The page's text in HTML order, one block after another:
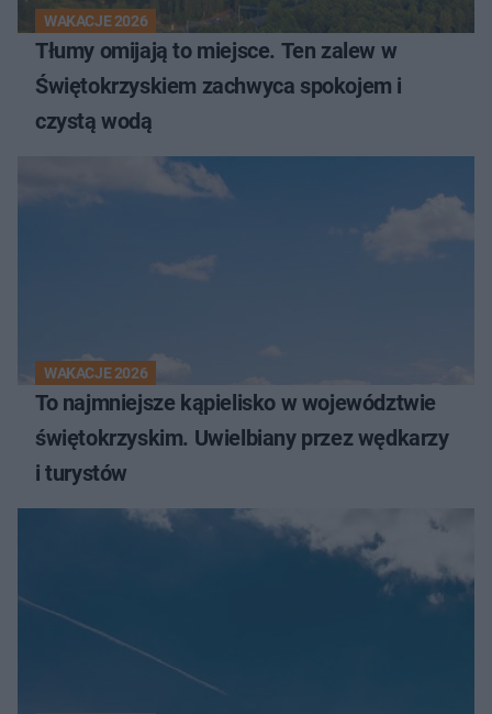
WAKACJE 2026
Tłumy omijają to miejsce. Ten zalew w
Świętokrzyskiem zachwyca spokojem i
czystą wodą
WAKACJE 2026
To najmniejsze kąpielisko w województwie
świętokrzyskim. Uwielbiany przez wędkarzy
i turystów